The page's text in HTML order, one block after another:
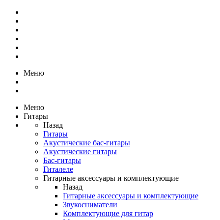
Меню
Меню
Гитары
Назад
Гитары
Акустические бас-гитары
Акустические гитары
Бас-гитары
Гиталеле
Гитарные аксессуары и комплектующие
Назад
Гитарные аксессуары и комплектующие
Звукосниматели
Комплектующие для гитар